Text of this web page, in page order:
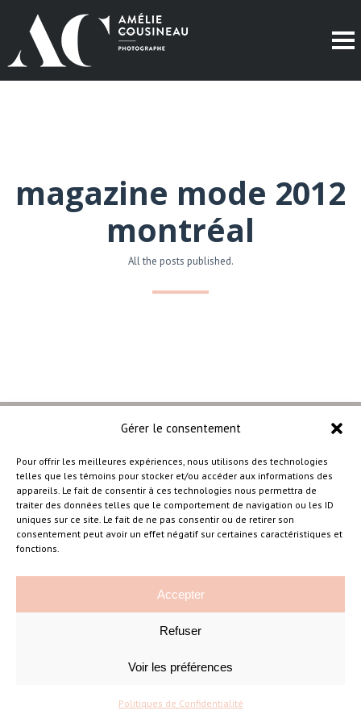
Gérer le consentement
Pour offrir les meilleures expériences, nous utilisons des technologies
telles que les témoins pour stocker et/ou accéder aux informations des
appareils. Le fait de consentir à ces technologies nous permettra de
traiter des données telles que le comportement de navigation ou les ID
uniques sur ce site. Le fait de ne pas consentir ou de retirer son
consentement peut avoir un effet négatif sur certaines caractéristiques et
fonctions.
Accepter
Refuser
Voir les préférences
Politiques de Confidentialité
magazine mode 2012
montréal
All the posts published.
–
Amélie Cousineau Photographe
©Amelie Cousineau Photographe